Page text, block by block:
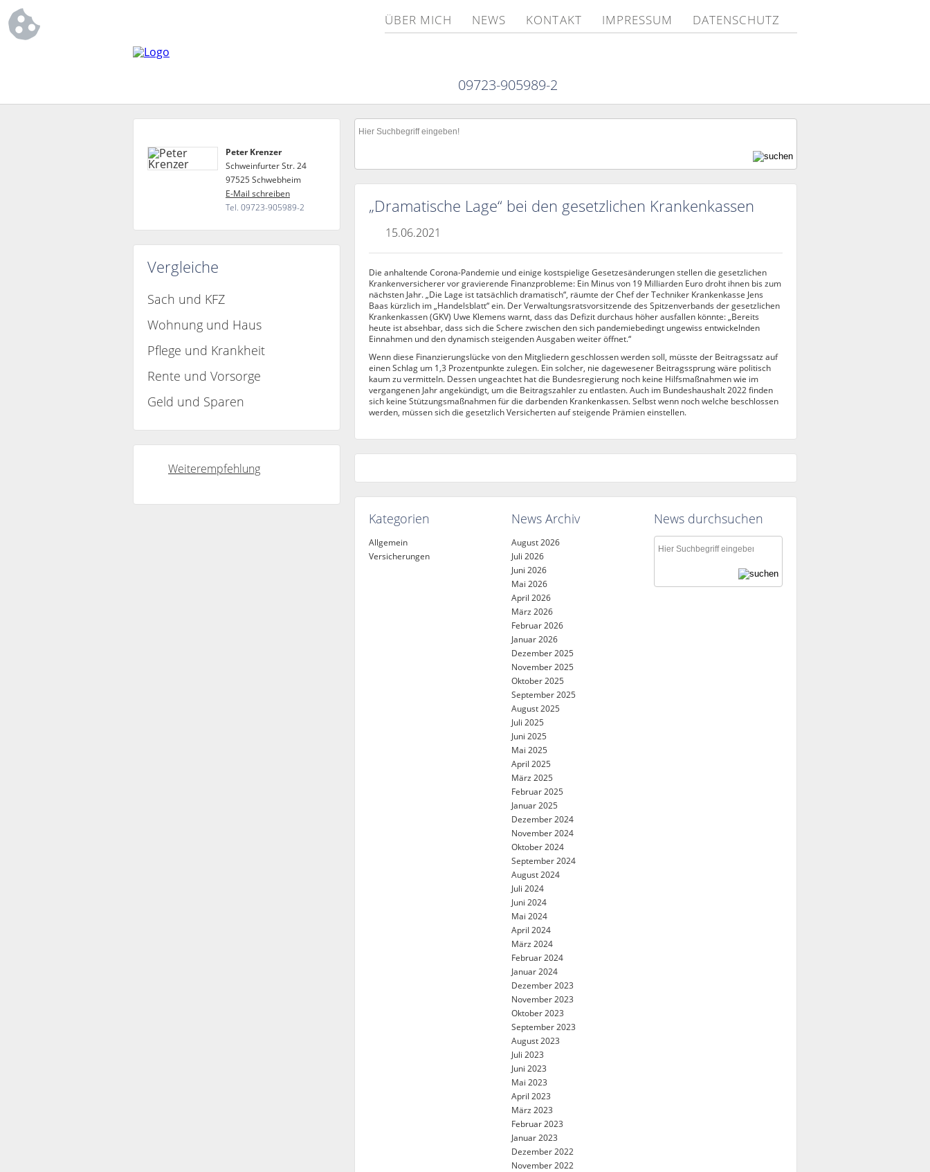
ÜBER MICH NEWS KONTAKT IMPRESSUM DATENSCHUTZ
09723-905989-2
Peter Krenzer
Schweinfurter Str. 24
97525 Schwebheim
E-Mail schreiben
Tel. 09723-905989-2
Vergleiche
Sach und KFZ
Wohnung und Haus
Pflege und Krankheit
Rente und Vorsorge
Geld und Sparen
Weiterempfehlung
„Dramatische Lage“ bei den gesetzlichen Krankenkassen
15.06.2021
Die anhaltende Corona-Pandemie und einige kostspielige Gesetzesänderungen stellen die gesetzlichen
Krankenversicherer vor gravierende Finanzprobleme: Ein Minus von 19 Milliarden Euro droht ihnen bis zum
nächsten Jahr. „Die Lage ist tatsächlich dramatisch“, räumte der Chef der Techniker Krankenkasse Jens
Baas kürzlich im „Handelsblatt“ ein. Der Verwaltungsratsvorsitzende des Spitzenverbands der gesetzlichen
Krankenkassen (GKV) Uwe Klemens warnt, dass das Defizit durchaus höher ausfallen könnte: „Bereits
heute ist absehbar, dass sich die Schere zwischen den sich pandemiebedingt ungewiss entwickelnden
Einnahmen und den dynamisch steigenden Ausgaben weiter öffnet.“
Wenn diese Finanzierungslücke von den Mitgliedern geschlossen werden soll, müsste der Beitragssatz auf
einen Schlag um 1,3 Prozentpunkte zulegen. Ein solcher, nie dagewesener Beitragssprung wäre politisch
kaum zu vermitteln. Dessen ungeachtet hat die Bundesregierung noch keine Hilfsmaßnahmen wie im
vergangenen Jahr angekündigt, um die Beitragszahler zu entlasten. Auch im Bundeshaushalt 2022 finden
sich keine Stützungsmaßnahmen für die darbenden Krankenkassen. Selbst wenn noch welche beschlossen
werden, müssen sich die gesetzlich Versicherten auf steigende Prämien einstellen.
Kategorien
Allgemein
Versicherungen
News Archiv
August 2026
Juli 2026
Juni 2026
Mai 2026
April 2026
März 2026
Februar 2026
Januar 2026
Dezember 2025
November 2025
Oktober 2025
September 2025
August 2025
Juli 2025
Juni 2025
Mai 2025
April 2025
März 2025
Februar 2025
Januar 2025
Dezember 2024
November 2024
Oktober 2024
September 2024
August 2024
Juli 2024
Juni 2024
Mai 2024
April 2024
März 2024
Februar 2024
Januar 2024
Dezember 2023
November 2023
Oktober 2023
September 2023
August 2023
Juli 2023
Juni 2023
Mai 2023
April 2023
März 2023
Februar 2023
Januar 2023
Dezember 2022
November 2022
News durchsuchen